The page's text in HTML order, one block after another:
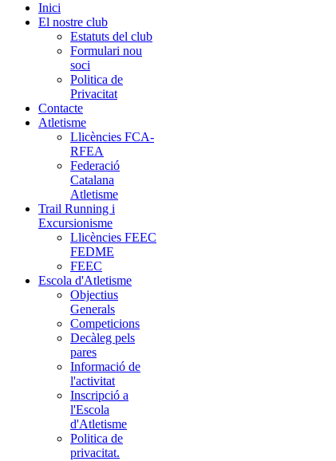
Inici
El nostre club
Estatuts del club
Formulari nou
soci
Politica de
Privacitat
Contacte
Atletisme
Llicències FCA-
RFEA
Federació
Catalana
Atletisme
Trail Running i
Excursionisme
Llicències FEEC
FEDME
FEEC
Escola d'Atletisme
Objectius
Generals
Competicions
Decàleg pels
pares
Informació de
l'activitat
Inscripció a
l'Escola
d'Atletisme
Politica de
privacitat.